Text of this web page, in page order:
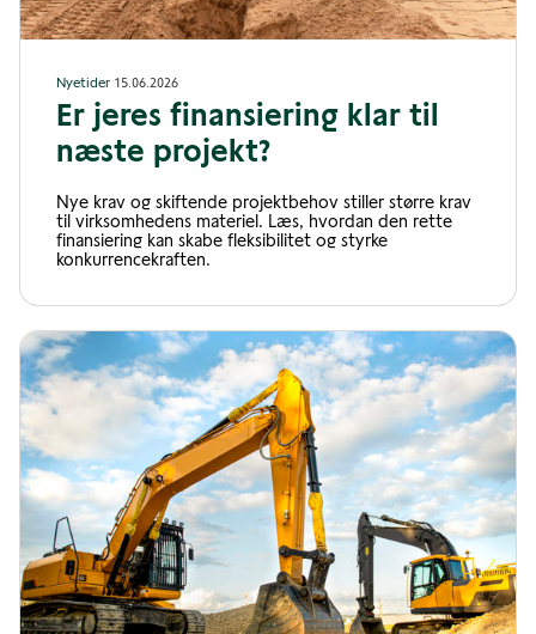
Nyetider 15.06.2026
Er jeres finansiering klar til
næste projekt?
Nye krav og skiftende projektbehov stiller større krav
til virksomhedens materiel. Læs, hvordan den rette
finansiering kan skabe fleksibilitet og styrke
konkurrencekraften.